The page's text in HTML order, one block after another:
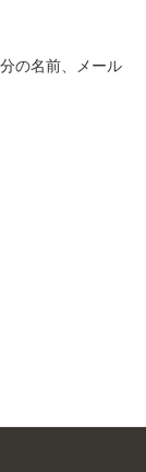
の名前、メール